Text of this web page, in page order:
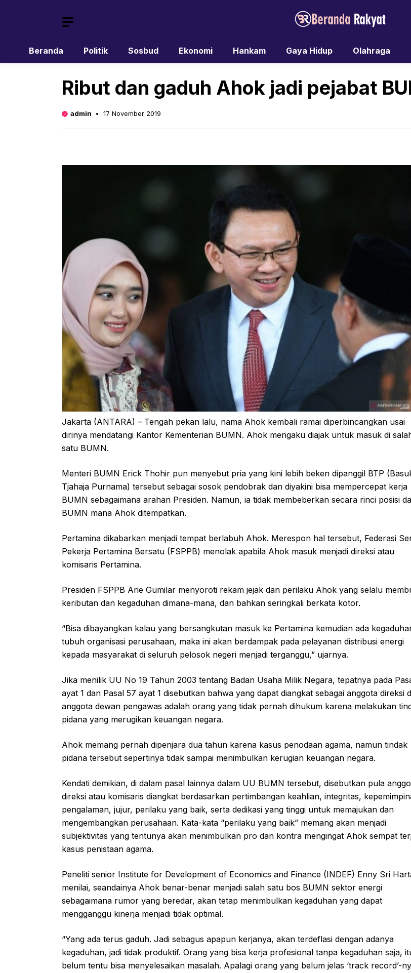
Beranda Politik Sosbud Ekonomi Hankam Gaya Hidup Olahraga
Ribut dan gaduh Ahok jadi pejabat
admin 17 November 2019
Jakarta (ANTARA) – Tengah pekan lalu, nama Ahok kembali ramai diperbincangkan usai
dirinya mendatangi Kantor Kementerian BUMN. Ahok mengaku diajak untuk masuk di
satu BUMN.
Menteri BUMN Erick Thohir pun menyebut pria yang kini lebih beken dipanggil BTP
Tjahaja Purnama) tersebut sebagai sosok pendobrak dan diyakini bisa mempercepat kerja
BUMN sebagaimana arahan Presiden. Namun, ia tidak membeberkan secara rinci posisi
BUMN mana Ahok ditempatkan.
Pertamina dikabarkan menjadi tempat berlabuh Ahok. Merespon hal tersebut, Federasi
Pekerja Pertamina Bersatu (FSPPB) menolak apabila Ahok masuk menjadi direksi atau
komisaris Pertamina.
Presiden FSPPB Arie Gumilar menyoroti rekam jejak dan perilaku Ahok yang selalu
keributan dan kegaduhan dimana-mana, dan bahkan seringkali berkata kotor.
“Bisa dibayangkan kalau yang bersangkutan masuk ke Pertamina kemudian ada
tubuh organisasi perusahaan, maka ini akan berdampak pada pelayanan distribusi energi
kepada masyarakat di seluruh pelosok negeri menjadi terganggu,” ujarnya.
Jika menilik UU No 19 Tahun 2003 tentang Badan Usaha Milik Negara, tepatnya pada
ayat 1 dan Pasal 57 ayat 1 disebutkan bahwa yang dapat diangkat sebagai anggota direksi
anggota dewan pengawas adalah orang yang tidak pernah dihukum karena melakukan
pidana yang merugikan keuangan negara.
Ahok memang pernah dipenjara dua tahun karena kasus penodaan agama, namun tindak
pidana tersebut sepertinya tidak sampai menimbulkan kerugian keuangan negara.
Kendati demikian, di dalam pasal lainnya dalam UU BUMN tersebut, disebutkan pula
direksi atau komisaris diangkat berdasarkan pertimbangan keahlian, integritas,
pengalaman, jujur, perilaku yang baik, serta dedikasi yang tinggi untuk memajukan dan
mengembangkan perusahaan. Kata-kata “perilaku yang baik” memang akan menjadi
subjektivitas yang tentunya akan menimbulkan pro dan kontra mengingat Ahok sempat
kasus penistaan agama.
Peneliti senior Institute for Development of Economics and Finance (INDEF) Enny Sri
menilai, seandainya Ahok benar-benar menjadi salah satu bos BUMN sektor energi
sebagaimana rumor yang beredar, akan tetap menimbulkan kegaduhan yang dapat
mengganggu kinerja menjadi tidak optimal.
“Yang ada terus gaduh. Jadi sebagus apapun kerjanya, akan terdeflasi dengan adanya
kegaduhan, jadi tidak produktif. Orang yang bisa kerja profesional tanpa kegaduhan saja,
belum tentu bisa menyelesaikan masalah. Apalagi orang yang belum jelas ‘track record’-